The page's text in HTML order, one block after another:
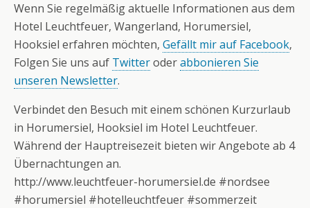
Wenn Sie regelmäßig aktuelle Informationen aus dem
Hotel Leuchtfeuer, Wangerland, Horumersiel,
Hooksiel erfahren möchten, Gefällt mir auf Facebook,
Folgen Sie uns auf Twitteroderabbonieren Sie
unseren Newsletter.
Verbindet den Besuch mit einem schönen Kurzurlaub
in Horumersiel, Hooksiel im Hotel Leuchtfeuer.
Während der Hauptreisezeit bieten wir Angebote ab 4
Übernachtungen an.
http://www.leuchtfeuer-horumersiel.de #nordsee
#horumersiel #hotelleuchtfeuer #sommerzeit